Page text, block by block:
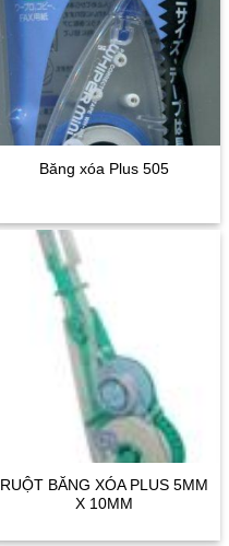
Băng xóa Plus 505
RUỘT BĂNG XÓA PLUS 5MM
X 10MM